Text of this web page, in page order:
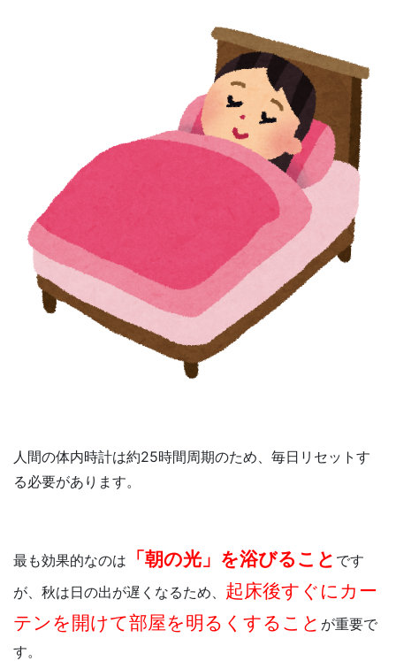
人間の体内時計は約25時間周期のため、毎日リセットす
る必要があります。
最も効果的なのは 「朝の光」を浴びること です
が、秋は日の出が遅くなるため、 起床後すぐにカー
テンを開けて部屋を明るくすること が重要で
す。